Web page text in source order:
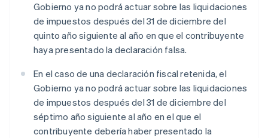
Gobierno ya no podrá actuar sobre las liquidaciones
de impuestos después del 31 de diciembre del
quinto año siguiente al año en que el contribuyente
haya presentado la declaración falsa.
En el caso de una declaración fiscal retenida, el
Gobierno ya no podrá actuar sobre las liquidaciones
de impuestos después del 31 de diciembre del
séptimo año siguiente al año en el que el
contribuyente debería haber presentado la